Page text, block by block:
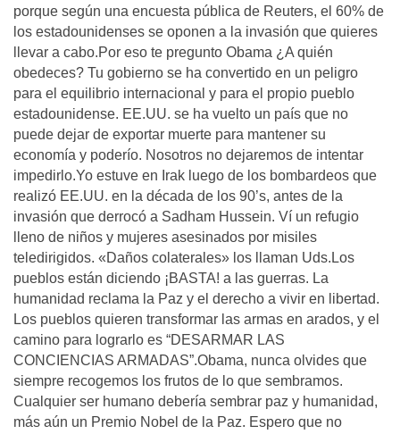
porque según una encuesta pública de Reuters, el 60% de
los estadounidenses se oponen a la invasión que quieres
llevar a cabo.Por eso te pregunto Obama ¿A quién
obedeces? Tu gobierno se ha convertido en un peligro
para el equilibrio internacional y para el propio pueblo
estadounidense. EE.UU. se ha vuelto un país que no
puede dejar de exportar muerte para mantener su
economía y poderío. Nosotros no dejaremos de intentar
impedirlo.Yo estuve en Irak luego de los bombardeos que
realizó EE.UU. en la década de los 90’s, antes de la
invasión que derrocó a Sadham Hussein. Ví un refugio
lleno de niños y mujeres asesinados por misiles
teledirigidos. «Daños colaterales» los llaman Uds.Los
pueblos están diciendo ¡BASTA! a las guerras. La
humanidad reclama la Paz y el derecho a vivir en libertad.
Los pueblos quieren transformar las armas en arados, y el
camino para lograrlo es “DESARMAR LAS
CONCIENCIAS ARMADAS”.Obama, nunca olvides que
siempre recogemos los frutos de lo que sembramos.
Cualquier ser humano debería sembrar paz y humanidad,
más aún un Premio Nobel de la Paz. Espero que no